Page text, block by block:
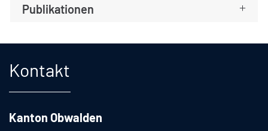
Publikationen
Kontakt
Kanton Obwalden